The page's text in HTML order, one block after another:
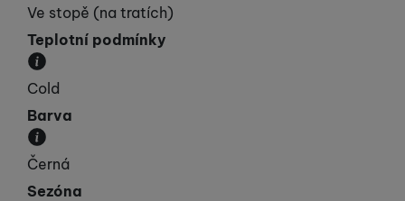
Ve stopě (na tratích)
Teplotní podmínky
Jedná se o rozdíl struktury skluznice v závislosti
Cold
Barva
Převládající barva výrobku.
Černá
Sezóna